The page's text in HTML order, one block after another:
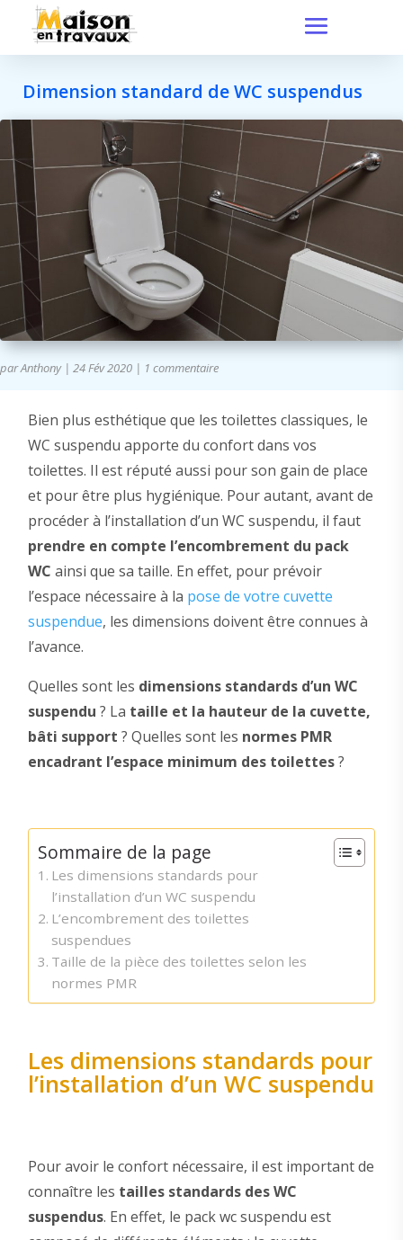
Dimension standard de WC suspendus
parAnthony| 24 Fév 2020 | 1 commentaire
Bien plus esthétique que les toilettes classiques, le
WC suspendu apporte du confort dans vos
toilettes. Il est réputé aussi pour son gain de place
et pour être plus hygiénique. Pour autant, avant de
procéder à l’installation d’un WC suspendu, il faut
prendre en compte l’encombrement du pack
WC ainsi que sa taille. En effet, pour prévoir
l’espace nécessaire à la pose de votre cuvette
suspendue, les dimensions doivent être connues à
l’avance.
Quelles sont les dimensions standards d’un WC
suspendu ? La taille et la hauteur de la cuvette,
bâti support ? Quelles sont les normes PMR
encadrant l’espace minimum des toilettes?
Sommaire de la page
Les dimensions standards pour
l’installation d’un WC suspendu
L’encombrement des toilettes
suspendues
Taille de la pièce des toilettes selon les
normes PMR
Les dimensions standards pour
l’installation d’un WC suspendu
Pour avoir le confort nécessaire, il est important de
connaître les tailles standards des WC
suspendus. En effet, le pack wc suspendu est